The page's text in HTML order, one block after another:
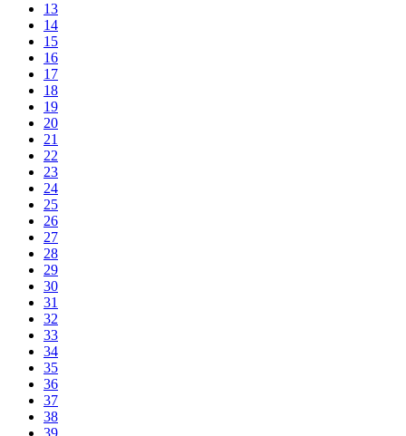
13
14
15
16
17
18
19
20
21
22
23
24
25
26
27
28
29
30
31
32
33
34
35
36
37
38
39